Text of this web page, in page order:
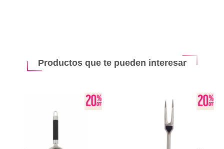
Productos que te pueden interesar